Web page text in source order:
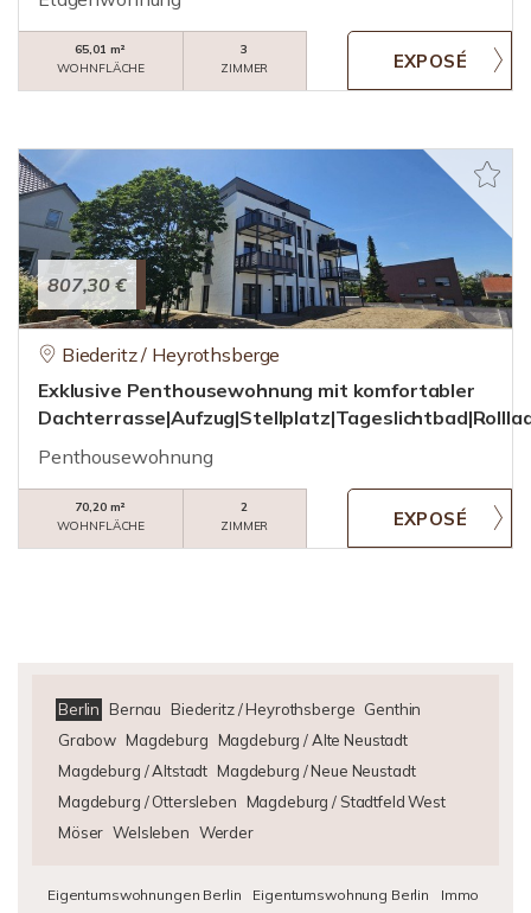
65,01 m²
WOHNFLÄCHE
3
ZIMMER
807,30 €
Biederitz / Heyrothsberge
Exklusive Penthousewohnung mit komfortabler
Penthousewohnung
70,20 m²
WOHNFLÄCHE
2
ZIMMER
Berlin Bernau Biederitz / Heyrothsberge Genthin
Grabow Magdeburg Magdeburg / Alte Neustadt
Magdeburg / Altstadt Magdeburg / Neue Neustadt
Magdeburg / Ottersleben Magdeburg / Stadtfeld West
Möser Welsleben Werder
Eigentumswohnungen Berlin Eigentumswohnung Berlin
Immo